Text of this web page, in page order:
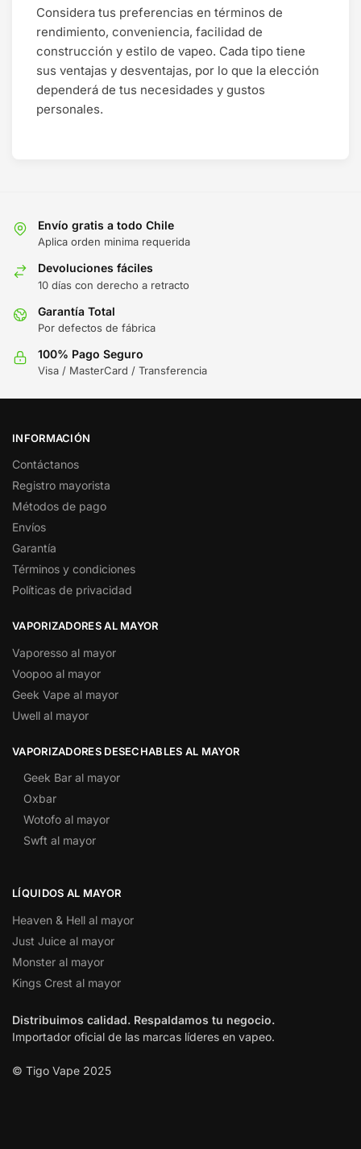
Considera tus preferencias en términos de
rendimiento, conveniencia, facilidad de
construcción y estilo de vapeo. Cada tipo tiene
sus ventajas y desventajas, por lo que la elección
dependerá de tus necesidades y gustos
personales.
Envío gratis a todo Chile
Aplica orden minima requerida
Devoluciones fáciles
10 días con derecho a retracto
Garantía Total
Por defectos de fábrica
100% Pago Seguro
Visa / MasterCard / Transferencia
INFORMACIÓN
Contáctanos
Registro mayorista
Métodos de pago
Envíos
Garantía
Términos y condiciones
Políticas de privacidad
VAPORIZADORES AL MAYOR
Vaporesso al mayor
Voopoo al mayor
Geek Vape al mayor
Uwell al mayor
VAPORIZADORES DESECHABLES AL MAYOR
Geek Bar al mayor
Oxbar
Wotofo al mayor
Swft al mayor
LÍQUIDOS AL MAYOR
Heaven & Hell al mayor
Just Juice al mayor
Monster al mayor
Kings Crest al mayor
Distribuimos calidad. Respaldamos tu negocio.
Importador oficial de las marcas líderes en vapeo.
© Tigo Vape 2025